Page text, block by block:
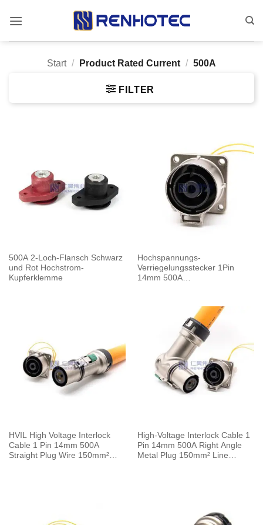
Inhalt
Start / Product Rated Current / 500A
FILTER
500A 2-Loch-Flansch Schwarz
und Rot Hochstrom-
Kupferklemme
Hochspannungs-
Verriegelungsstecker 1Pin
14mm 500A
HVIL High Voltage Interlock
Cable 1 Pin 14mm 500A
Straight Plug Wire 150mm²
High-Voltage Interlock Cable 1
Pin 14mm 500A Right Angle
Metal Plug 150mm² Line